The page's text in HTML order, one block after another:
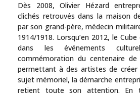
Dès 2008, Olivier Hézard
clichés retrouvés dans la maison
par son grand-père, médecin
1914/1918. Lorsqu’en 2012, le
dans les événements
commémoration du centenaire
permettant à des artistes de créer
sujet mémoriel, la démarche
retient toute son attention. En